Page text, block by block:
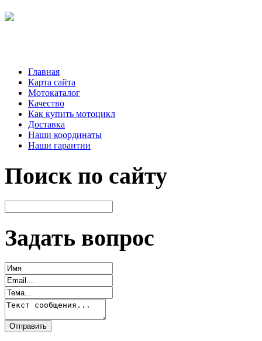
Главная
Карта сайта
Мотокаталог
Качество
Как купить мотоцикл
Доставка
Наши координаты
Наши гарантии
Поиск по сайту
Задать вопрос